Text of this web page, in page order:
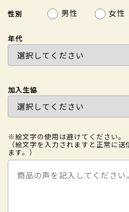
性別 男性 女性
年代
加入生協
※絵文字の使用は避けてください。
（絵文字を入力されますと正常に
ます。）